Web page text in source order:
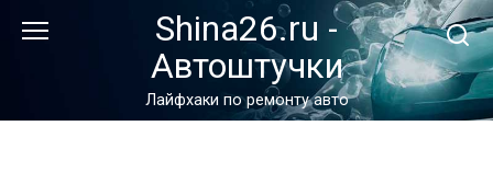
Shina26.ru -
Автоштучки
Лайфхаки по ремонту авто